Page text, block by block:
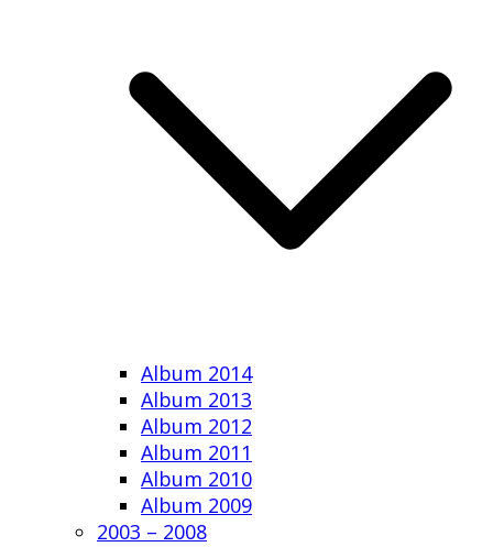
Album 2014
Album 2013
Album 2012
Album 2011
Album 2010
Album 2009
2003 – 2008